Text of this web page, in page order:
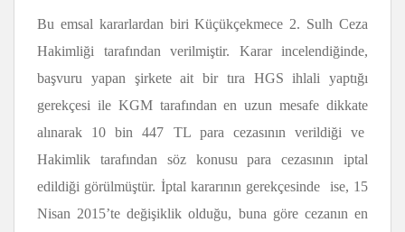
Bu emsal kararlardan biri Küçükçekmece 2. Sulh Ceza
Hakimliği tarafından verilmiştir. Karar incelendiğinde,
başvuru yapan şirkete ait bir tıra HGS ihlali yaptığı
gerekçesi ile KGM tarafından en uzun mesafe dikkate
alınarak 10 bin 447 TL para cezasının verildiği ve
Hakimlik tarafından söz konusu para cezasının iptal
edildiği görülmüştür. İptal kararının gerekçesinde ise, 15
Nisan 2015’te değişiklik olduğu, buna göre cezanın en